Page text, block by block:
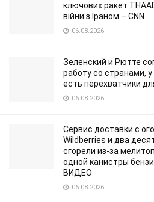
ключових ракет
війни з Іраном – CNN
06.08.2026
Зеленский и Рютте
работу со странами,
есть перехватчики
06.08.2026
Сервис доставки с
Wildberries и два
сгорели из-за
одной канистры
ВИДЕО
06.08.2026